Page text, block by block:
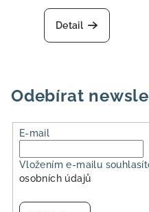
Detail
Odebírat
E-mail
Vložením e-mailu
osobních údajů